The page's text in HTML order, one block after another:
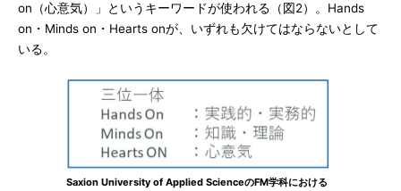
on（心意気）」というキーワードが使われる（図2）。Hands
on・Minds on・Hearts onが、いずれも欠けてはならないとして
いる。
Saxion University of Applied ScienceのFM学科における